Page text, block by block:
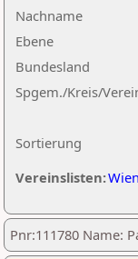
Nachname
Ebene
Sortierung
Bundesland
Spgem./Kreis/
Vereinslisten:Wien
Pnr:111780 Name: